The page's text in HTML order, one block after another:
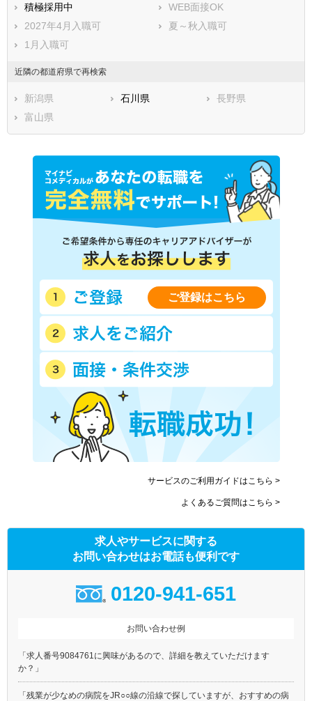
積極採用中
WEB面接OK
2027年4月入職可
夏～秋入職可
1月入職可
近隣の都道府県で再検索
新潟県 石川県
長野県
富山県
ご登録はこちら
サービスのご利用ガイドはこちら >
よくあるご質問はこちら >
求人やサービスに関する
お問い合わせはお電話も便利です
0120-941-651
お問い合わせ例
「求人番号9084761に興味があるので、詳細を教えていただけます
か？」
「残業が少なめの病院をJR○○線の沿線で探していますが、おすすめの病